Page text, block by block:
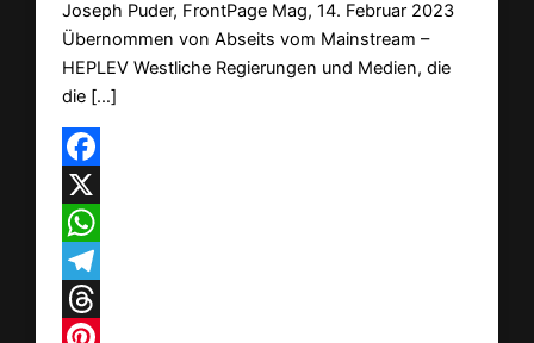
Joseph Puder, FrontPage Mag, 14. Februar 2023
Übernommen von Abseits vom Mainstream –
HEPLEV Westliche Regierungen und Medien, die
die […]
Facebook
X
WhatsApp
Telegram
Threads